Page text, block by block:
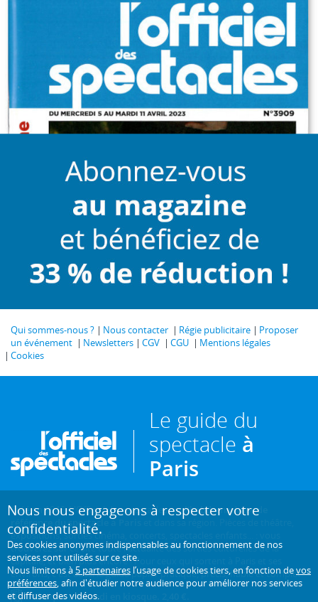
Qui sommes-nous ? Nous contacter Régie publicitaire
Proposer
un événement
Newsletters CGV CGU
Mentions légales
Cookies
Le guide du
spectacle à
Paris
Créé en 1946, L'Officiel des spectacles estl'hebdomadaire de
référence du spectacle à Paris
et dans sa région. Pièces de théâtre,
expositions, sorties cinéma, concerts, spectacles enfants... : vous
trouverez sur ce site toute l'actualité des sorties culturelles de la
capitale, et bien plus encore ! Pour ceux qui sortent à Paris et ses
environs, c'est aussi le guide papier pratique, précis, fiable et complet.
Chaque mercredi en kiosque. 2,40 €.
Nous nous engageons à respecter votre
confidentialité.
Des cookies anonymes indispensables au fonctionnement de nos
services sont utilisés sur ce site.
Nous limitons à5 partenaires l’usage de cookies tiers, en fonction devos
préférences, afin d'étudier notre audience pour améliorer nos services
et diffuser des vidéos.